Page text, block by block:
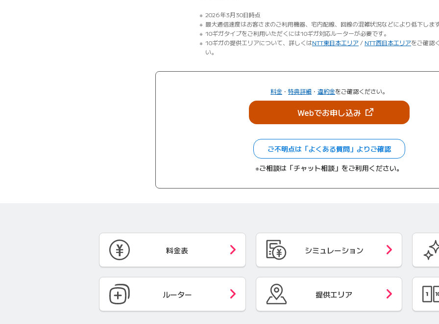
2026年3月30日時点
最大通信速度はお客さまのご利用機器、宅内配線、回線の混雑状況などにより低下します
10ギガタイプをご利用いただくには10ギガ対応ルーターが必要です。
10ギガの提供エリアについて、詳しくはNTT東日本エリア / NTT西日本エリアをご確認
い。
料金 ・ 特典詳細 ・ 違約金をご確認ください。
Webでお申し込み（新しいタブで開きま
ご不明点は「よくある質問」よりご確認
※ご相談は「チャット相談」をご利用ください。
料金表 シミュレーション
ルーター 提供エリア